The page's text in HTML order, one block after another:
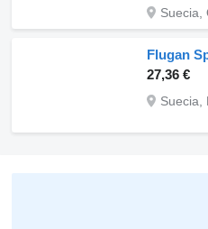
Suecia,
Flugan
27,36 €
Suecia,